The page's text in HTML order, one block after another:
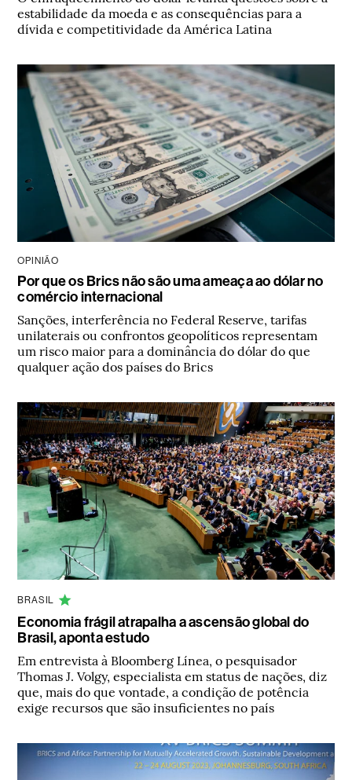
estabilidade da moeda e as consequências para a
dívida e competitividade da América Latina
OPINIÃO
Por que os Brics não são uma ameaça ao dólar no
comércio internacional
Sanções, interferência no Federal Reserve, tarifas
unilaterais ou confrontos geopolíticos representam
um risco maior para a dominância do dólar do que
qualquer ação dos países do Brics
BRASIL
Economia frágil atrapalha a ascensão global do
Brasil, aponta estudo
Em entrevista à Bloomberg Línea, o pesquisador
Thomas J. Volgy, especialista em status de nações, diz
que, mais do que vontade, a condição de potência
exige recursos que são insuficientes no país